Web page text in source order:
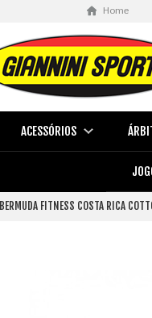
Home
ACESSÓRIOS
BERMUDA FITNESS COSTA RICA